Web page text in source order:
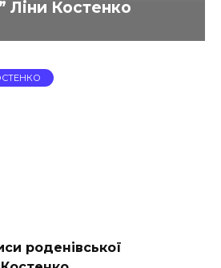
Ліни Костенко
роденівської